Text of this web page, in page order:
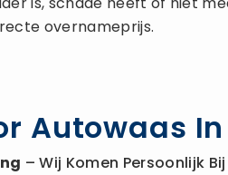
overnameprijs.
Autowaas
– Wij Komen Persoonlijk